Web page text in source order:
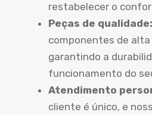
restabelecer o
Peças de qualidade:
componentes de alta
garantindo a
funcionamento do
Atendimento
cliente é único, e